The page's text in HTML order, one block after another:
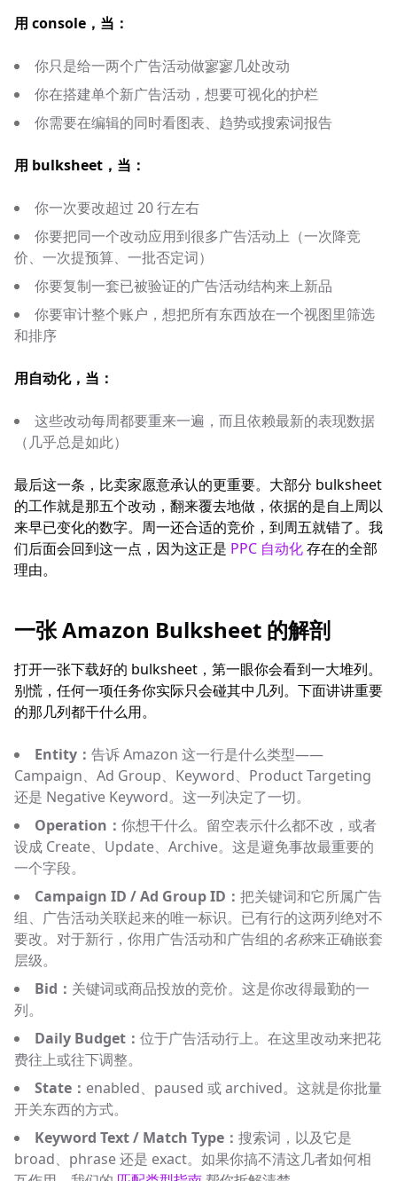
用 console，当：
你只是给一两个广告活动做寥寥几处改动
你在搭建单个新广告活动，想要可视化的护栏
你需要在编辑的同时看图表、趋势或搜索词报告
用 bulksheet，当：
你一次要改超过 20 行左右
你要把同一个改动应用到很多广告活动上（一次降竞
价、一次提预算、一批否定词）
你要复制一套已被验证的广告活动结构来上新品
你要审计整个账户，想把所有东西放在一个视图里筛选
和排序
用自动化，当：
这些改动每周都要重来一遍，而且依赖最新的表现数据
（几乎总是如此）
最后这一条，比卖家愿意承认的更重要。大部分 bulksheet
的工作就是那五个改动，翻来覆去地做，依据的是自上周以
来早已变化的数字。周一还合适的竞价，到周五就错了。我
们后面会回到这一点，因为这正是 PPC 自动化存在的全部
理由。
一张 Amazon Bulksheet 的解剖
打开一张下载好的 bulksheet，第一眼你会看到一大堆列。
别慌，任何一项任务你实际只会碰其中几列。下面讲讲重要
的那几列都干什么用。
Entity： 告诉 Amazon 这一行是什么类型——
Campaign、Ad Group、Keyword、Product Targeting
还是 Negative Keyword。这一列决定了一切。
Operation： 你想干什么。留空表示什么都不改，或者
设成 Create、Update、Archive。这是避免事故最重要的
一个字段。
Campaign ID / Ad Group ID： 把关键词和它所属广告
组、广告活动关联起来的唯一标识。已有行的这两列绝对不
要改。对于新行，你用广告活动和广告组的名称来正确嵌套
层级。
Bid： 关键词或商品投放的竞价。这是你改得最勤的一
列。
Daily Budget： 位于广告活动行上。在这里改动来把花
费往上或往下调整。
State： enabled、paused 或 archived。这就是你批量
开关东西的方式。
Keyword Text / Match Type： 搜索词，以及它是
broad、phrase 还是 exact。如果你搞不清这几者如何相